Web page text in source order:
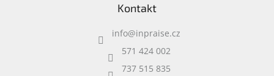
Kontakt
info@inpraise.cz
571 424 002
737 515 835